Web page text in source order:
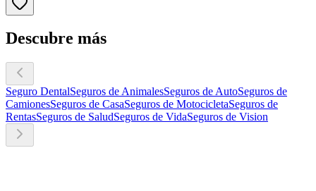
Descubre más
Seguro DentalSeguros de AnimalesSeguros de AutoSeguros de
CamionesSeguros de CasaSeguros de MotocicletaSeguros de
RentasSeguros de SaludSeguros de VidaSeguros de Vision